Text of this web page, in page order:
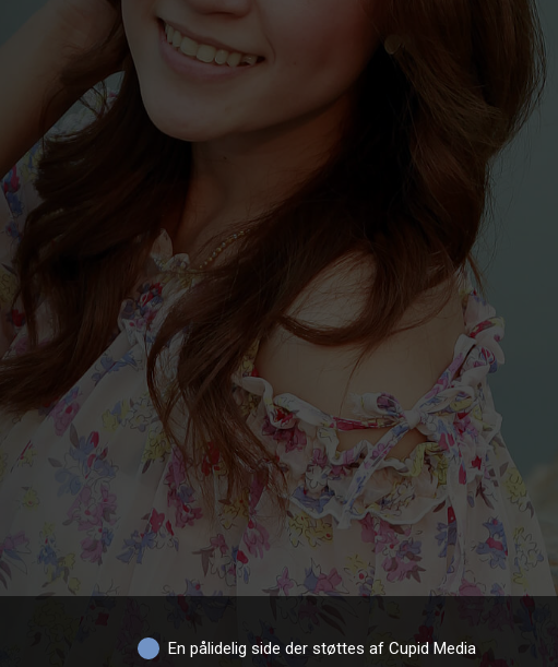
En pålidelig side der støttes af Cupid Media